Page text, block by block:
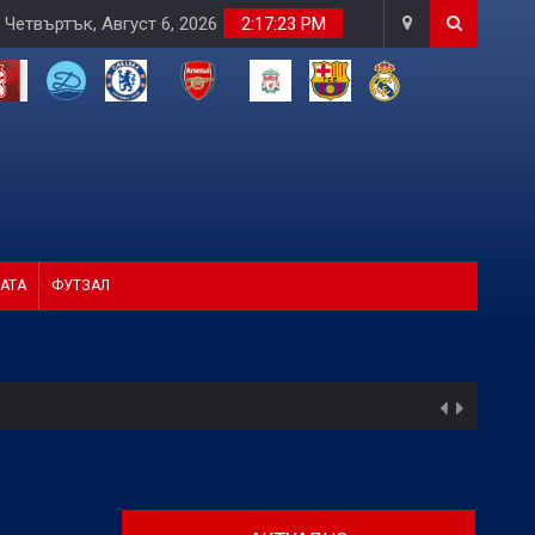
2:17:24 PM
Четвъртък, Август 6, 2026
ФУТЗАЛ